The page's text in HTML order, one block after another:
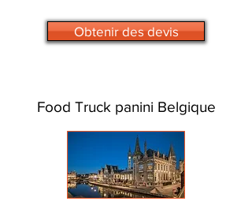
Obtenir des devis
Food Truck panini Belgique